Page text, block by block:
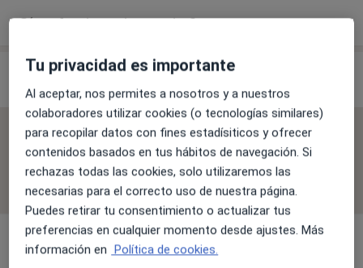
¿Cómo funcionan los precios?
Especialistas & aseguradoras
No se aceptan aseguradoras
Todos los especialistas de esta clínica solo aceptan
pacientes privados.
Fisioterapeuta
Tu privacidad es importante
Al aceptar, nos permites a nosotros y a nuestros
colaboradores utilizar cookies (o tecnologías similares)
para recopilar datos con fines estadísiticos y ofrecer
contenidos basados en tus hábitos de navegación. Si
rechazas todas las cookies, solo utilizaremos las
necesarias para el correcto uso de nuestra página.
Puedes retirar tu consentimiento o actualizar tus
preferencias en cualquier momento desde ajustes. Más
información en Política de cookies.